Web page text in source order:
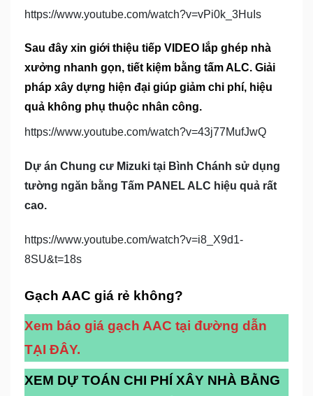
https://www.youtube.com/watch?v=vPi0k_3HuIs
Sau đây xin giới thiệu tiếp VIDEO lắp ghép nhà
xưởng nhanh gọn, tiết kiệm bằng tấm ALC. Giải
pháp xây dựng hiện đại giúp giảm chi phí, hiệu
quả không phụ thuộc nhân công.
https://www.youtube.com/watch?v=43j77MufJwQ
Dự án Chung cư Mizuki tại Bình Chánh sử dụng
tường ngăn bằng Tấm PANEL ALC hiệu quả rất
cao.
https://www.youtube.com/watch?v=i8_X9d1-
8SU&t=18s
Gạch AAC giá rẻ không?
Xem báo giá gạch AAC tại đường dẫn
TẠI ĐÂY.
XEM DỰ TOÁN CHI PHÍ XÂY NHÀ BẰNG